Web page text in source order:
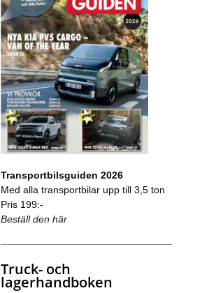
Transportbilsguiden 2026
Med alla transportbilar upp till 3,5 ton
Pris 199:-
Beställ den här
Truck- och
lagerhandboken